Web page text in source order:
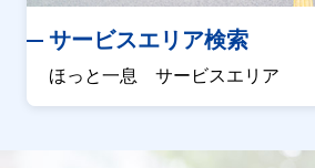
サービスエリア検索
ほっと一息 サービスエリア